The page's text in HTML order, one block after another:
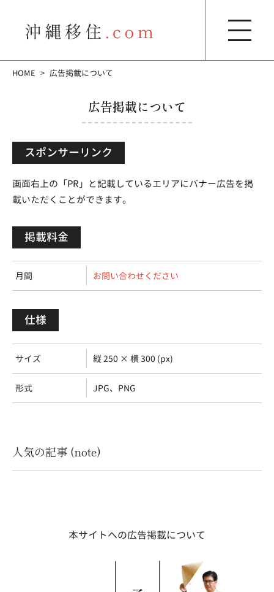
HOME 広告掲載について
広告掲載について
スポンサーリンク
画面右上の「PR」と記載しているエリアにバナー広告を掲
載いただくことができます。
掲載料金
月間 お問い合わせください
仕様
サイズ 縦 250 × 横 300 (px)
形式 JPG、PNG
人気の記事 (note)
本サイトへの広告掲載について